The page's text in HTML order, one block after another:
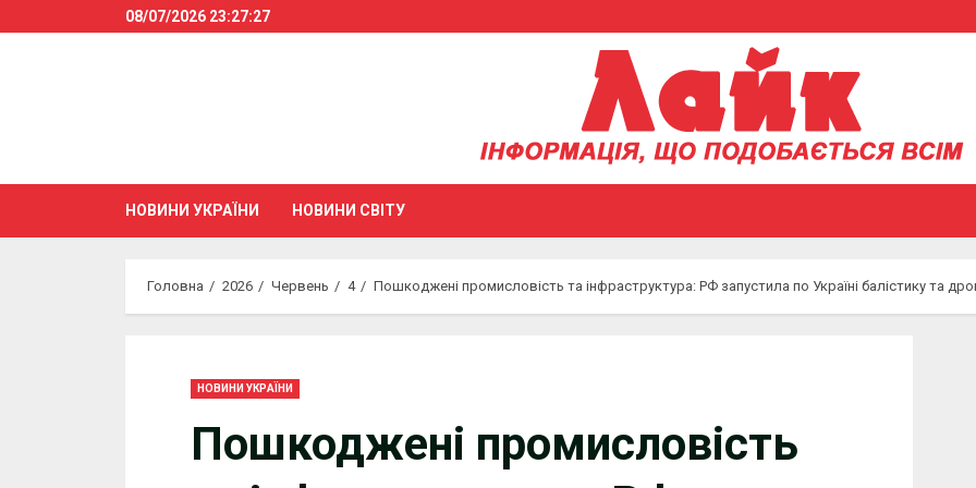
to
08/07/2026 23:27:28
НОВИНИ УКРАЇНИ НОВИНИ СВІТУ
Головна 2026 Червень 4 Пошкоджені промисловість та інфраструктура: РФ запустила по Україні балістику та
НОВИНИ УКРАЇНИ
Пошкоджені промисловість